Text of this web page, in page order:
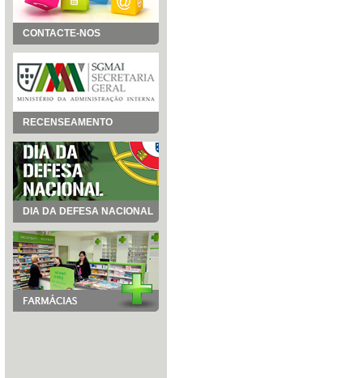
CONTACTE-NOS
RECENSEAMENTO
DIA DA DEFESA NACIONAL